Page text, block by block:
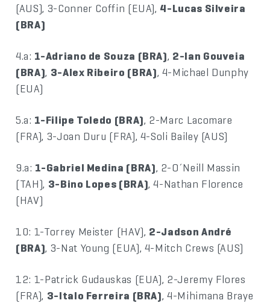
(AUS), 3-Conner Coffin (EUA), 4-Lucas Silveira
(BRA)
4.a: 1-Adriano de Souza (BRA), 2-Ian Gouveia
(BRA), 3-Alex Ribeiro (BRA), 4-Michael Dunphy
(EUA)
5.a: 1-Filipe Toledo (BRA), 2-Marc Lacomare
(FRA), 3-Joan Duru (FRA), 4-Soli Bailey (AUS)
9.a: 1-Gabriel Medina (BRA), 2-O´Neill Massin
(TAH), 3-Bino Lopes (BRA), 4-Nathan Florence
(HAV)
10: 1-Torrey Meister (HAV), 2-Jadson André
(BRA), 3-Nat Young (EUA), 4-Mitch Crews (AUS)
12: 1-Patrick Gudauskas (EUA), 2-Jeremy Flores
(FRA), 3-Italo Ferreira (BRA), 4-Mihimana Braye